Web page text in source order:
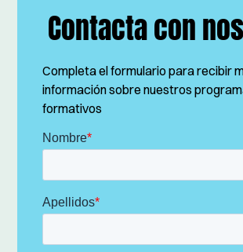
Contacta con
Completa el formulario para recibir
información sobre nuestros
formativos